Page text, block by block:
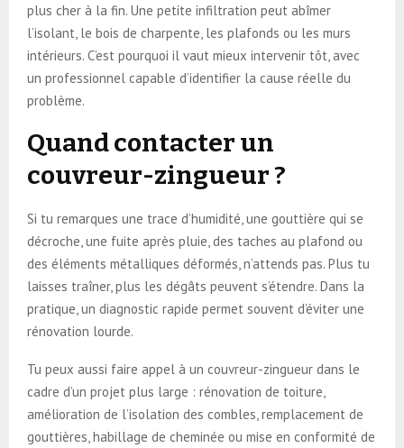
plus cher à la fin. Une petite infiltration peut abîmer
l’isolant, le bois de charpente, les plafonds ou les murs
intérieurs. C’est pourquoi il vaut mieux intervenir tôt, avec
un professionnel capable d’identifier la cause réelle du
problème.
Quand contacter un
couvreur-zingueur ?
Si tu remarques une trace d’humidité, une gouttière qui se
décroche, une fuite après pluie, des taches au plafond ou
des éléments métalliques déformés, n’attends pas. Plus tu
laisses traîner, plus les dégâts peuvent s’étendre. Dans la
pratique, un diagnostic rapide permet souvent d’éviter une
rénovation lourde.
Tu peux aussi faire appel à un couvreur-zingueur dans le
cadre d’un projet plus large : rénovation de toiture,
amélioration de l’isolation des combles, remplacement de
gouttières, habillage de cheminée ou mise en conformité de